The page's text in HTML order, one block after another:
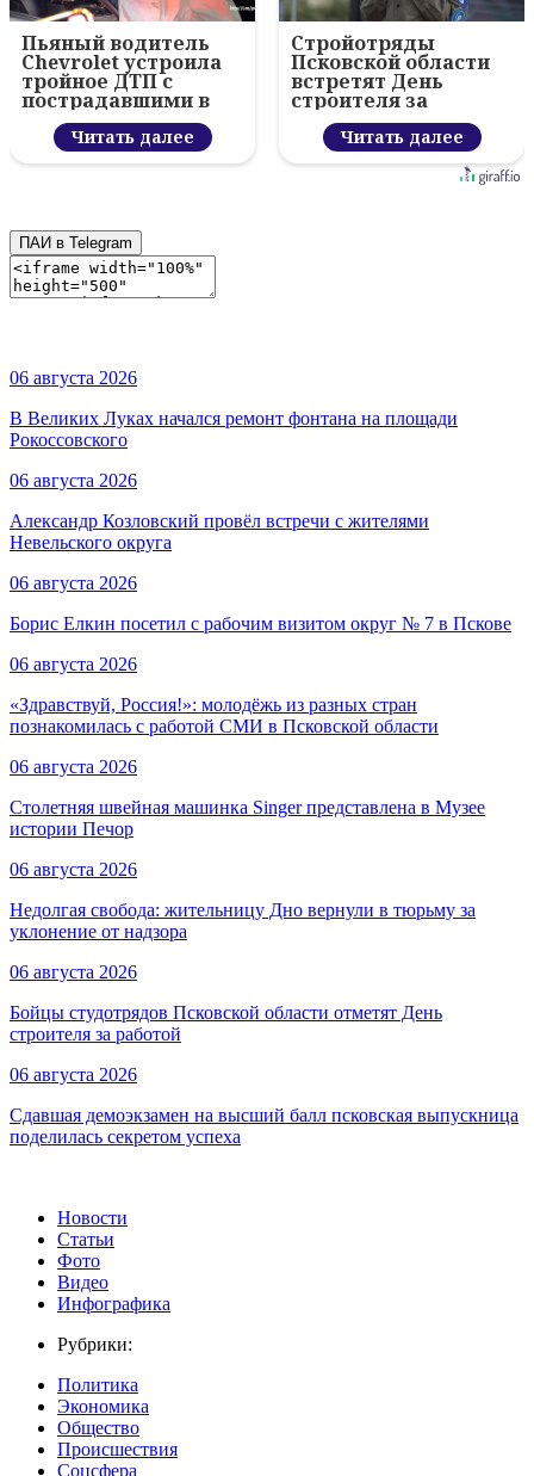
Пьяный водитель
Chevrolet устроила
тройное ДТП с
пострадавшими в
Пскове
Читать далее
Стройотряды
Псковской области
встретят День
строителя за
работой
Читать далее
ПАИ в Telegram
06 августа 2026
В Великих Луках начался ремонт фонтана на площади
Рокоссовского
06 августа 2026
Александр Козловский провёл встречи с жителями
Невельского округа
06 августа 2026
Борис Елкин посетил с рабочим визитом округ № 7 в Пскове
06 августа 2026
«Здравствуй, Россия!»: молодёжь из разных стран
познакомилась с работой СМИ в Псковской области
06 августа 2026
Столетняя швейная машинка Singer представлена в Музее
истории Печор
06 августа 2026
Недолгая свобода: жительницу Дно вернули в тюрьму за
уклонение от надзора
06 августа 2026
Бойцы студотрядов Псковской области отметят День
строителя за работой
06 августа 2026
Сдавшая демоэкзамен на высший балл псковская выпускница
поделилась секретом успеха
Новости
Статьи
Фото
Видео
Инфографика
Рубрики:
Политика
Экономика
Общество
Происшествия
Соцсфера